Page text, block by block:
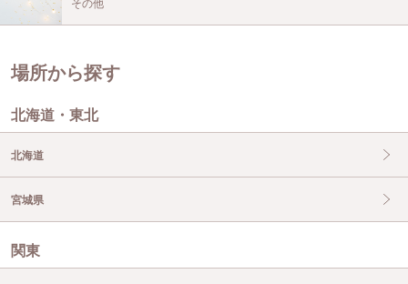
その他
場所から探す
北海道・東北
北海道
宮城県
関東